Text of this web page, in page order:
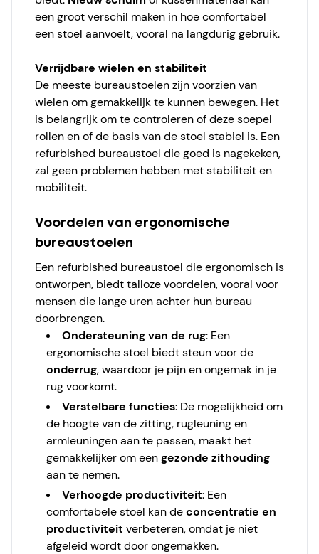
een groot verschil maken in hoe comfortabel
een stoel aanvoelt, vooral na langdurig gebruik.
Verrijdbare wielen en stabiliteit
De meeste bureaustoelen zijn voorzien van
wielen om gemakkelijk te kunnen bewegen. Het
is belangrijk om te controleren of deze soepel
rollen en of de basis van de stoel stabiel is. Een
refurbished bureaustoel die goed is nagekeken,
zal geen problemen hebben met stabiliteit en
mobiliteit.
Voordelen van ergonomische
bureaustoelen
Een refurbished bureaustoel die ergonomisch is
ontworpen, biedt talloze voordelen, vooral voor
mensen die lange uren achter hun bureau
doorbrengen.
Ondersteuning van de rug: Een
ergonomische stoel biedt steun voor de
onderrug, waardoor je pijn en ongemak in je
rug voorkomt.
Verstelbare functies: De mogelijkheid om
de hoogte van de zitting, rugleuning en
armleuningen aan te passen, maakt het
gemakkelijker om eengezonde zithouding
aan te nemen.
Verhoogde productiviteit: Een
comfortabele stoel kan deconcentratie en
productiviteit verbeteren, omdat je niet
afgeleid wordt door ongemakken.